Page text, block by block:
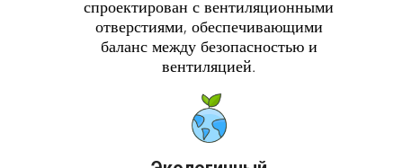
спроектирован с вентиляционными
отверстиями, обеспечивающими
баланс между безопасностью и
вентиляцией.